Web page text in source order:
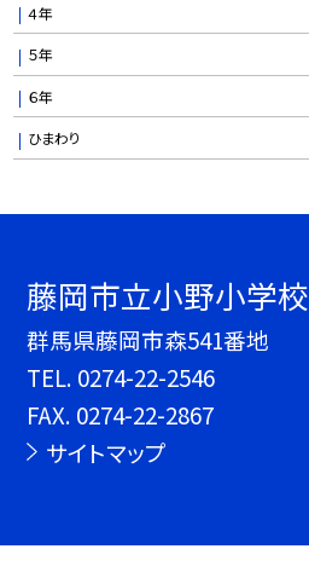
４年
５年
６年
ひまわり
藤岡市立小野小学校
群馬県藤岡市森541番地
TEL. 0274-22-2546
FAX. 0274-22-2867
サイトマップ